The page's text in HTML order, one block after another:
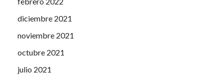
diciembre 2021
noviembre 2021
octubre 2021
julio 2021